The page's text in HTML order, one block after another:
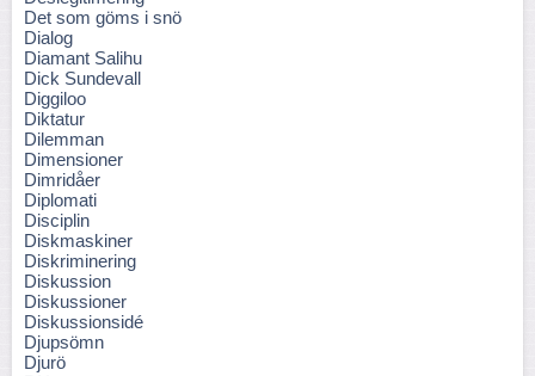
Det som göms i snö
Dialog
Diamant Salihu
Dick Sundevall
Diggiloo
Diktatur
Dilemman
Dimensioner
Dimridåer
Diplomati
Disciplin
Diskmaskiner
Diskriminering
Diskussion
Diskussioner
Diskussionsidé
Djupsömn
Djurö